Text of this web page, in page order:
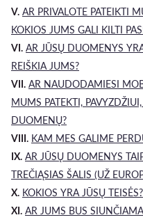
V. AR PRIVALOTE PATEIKTI
KOKIOS JUMS GALI KILTI
VI. AR JŪSŲ DUOMENYS
REIŠKIA JUMS?
VII. AR NAUDODAMIESI
MUMS PATEKTI,
DUOMENŲ?
VIII. KAM MES GALIME
IX. AR JŪSŲ DUOMENYS
TREČIĄSIAS ŠALIS (UŽ
X. KOKIOS YRA JŪSŲ TEISĖS?
XI. AR JUMS BUS